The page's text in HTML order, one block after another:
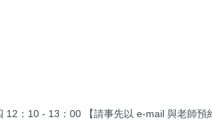
12：10 - 13：00 【請事先以 e-mail 與老師預